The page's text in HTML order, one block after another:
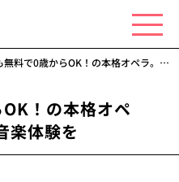
で0歳からOK！の本格オペラ。夏休みに最高の音楽体験を
！の本格オペ
楽体験を